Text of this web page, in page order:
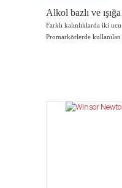
Alkol bazlı ve ışığa
Farklı kalınlıklarda iki
Promarkörlerde kullanılan
Bu ürünün fiyat
Ürün resmi